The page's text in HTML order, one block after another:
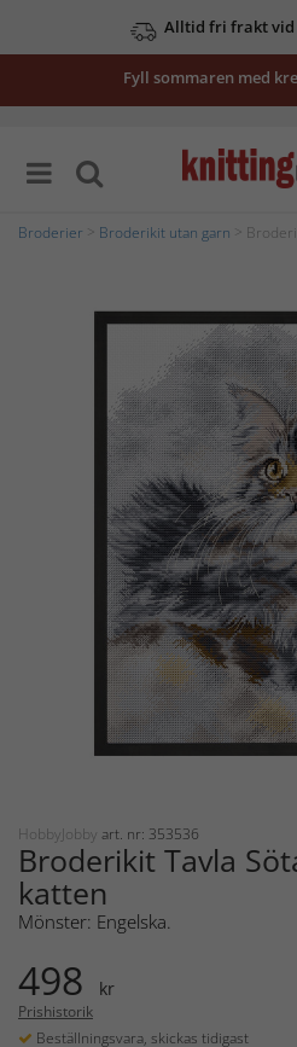
Alltid fri frakt vid
Fyll sommaren med
Broderier Broderikit utan garn >
HobbyJobby art. nr: 353536
Broderikit Tavla
katten
Mönster: Engelska.
498 kr
Prishistorik
Beställningsvara, skickas tidigast